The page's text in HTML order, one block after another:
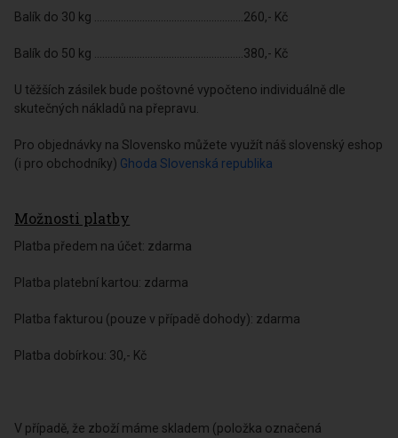
Balík do 30 kg ........................................................260,- Kč
Balík do 50 kg ........................................................380,- Kč
U těžších zásilek bude poštovné vypočteno individuálně dle
skutečných nákladů na přepravu.
Pro objednávky na Slovensko můžete využít náš slovenský eshop
(i pro obchodníky) Ghoda Slovenská republika
Možnosti platby
Platba předem na účet: zdarma
Platba platební kartou: zdarma
Platba fakturou (pouze v případě dohody): zdarma
Platba dobírkou: 30,- Kč
V případě, že zboží máme skladem (položka označená